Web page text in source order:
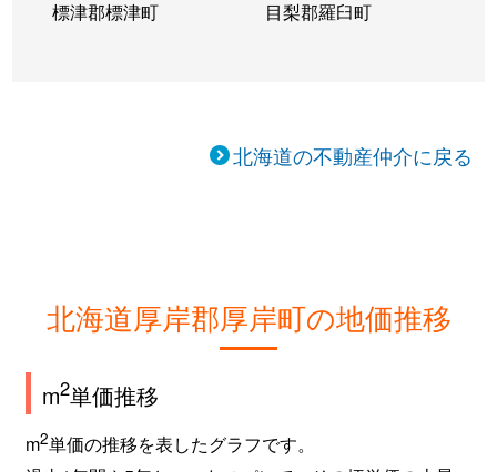
標津郡標津町 目梨郡羅臼町
北海道の不動産仲介に戻る
北海道厚岸郡厚岸町の地価推移
m2単価推移
m2単価の推移を表したグラフです。